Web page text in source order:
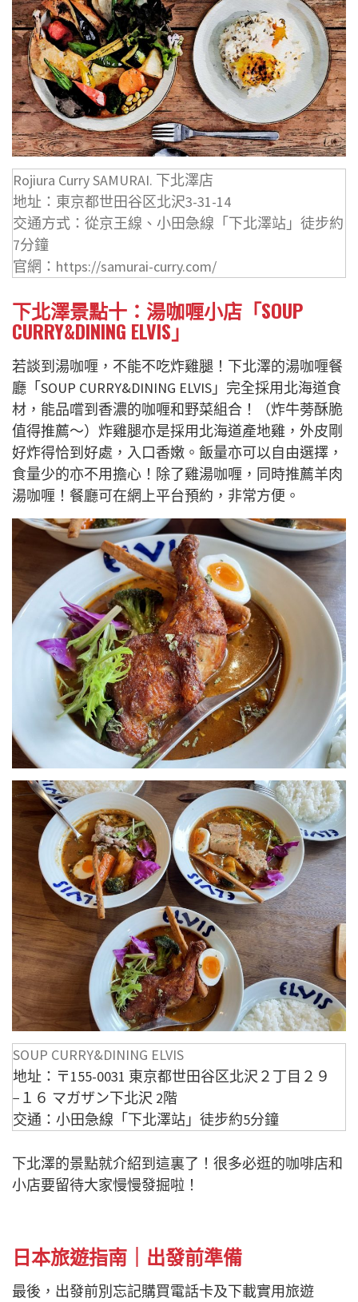
Rojiura Curry SAMURAI. 下北澤店
地址：東京都世田谷区北沢3-31-14
交通方式：從京王線、小田急線「下北澤站」徒步約
7分鐘
官網：https://samurai-curry.com/
下北澤景點十：湯咖喱小店「SOUP
CURRY&DINING ELVIS」
若談到湯咖喱，不能不吃炸雞腿！下北澤的湯咖喱餐
廳「SOUP CURRY&DINING ELVIS」完全採用北海道食
材，能品嚐到香濃的咖喱和野菜組合！（炸牛蒡酥脆
值得推薦～）炸雞腿亦是採用北海道產地雞，外皮剛
好炸得恰到好處，入口香嫩。飯量亦可以自由選擇，
食量少的亦不用擔心！除了雞湯咖喱，同時推薦羊肉
湯咖喱！餐廳可在網上平台預約，非常方便。
SOUP CURRY&DINING ELVIS
地址：〒155-0031 東京都世田谷区北沢２丁目２９
−１６ マガザン下北沢 2階
交通：小田急線「下北澤站」徒步約5分鐘
下北澤的景點就介紹到這裏了！很多必逛的咖啡店和
小店要留待大家慢慢發掘啦！
日本旅遊指南｜出發前準備
最後，出發前別忘記購買電話卡及下載實用旅遊